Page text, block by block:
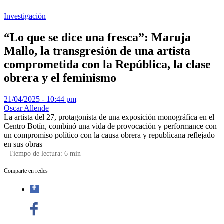
Investigación
“Lo que se dice una fresca”: Maruja
Mallo, la transgresión de una artista
comprometida con la República, la clase
obrera y el feminismo
21/04/2025 - 10:44 pm
Oscar Allende
La artista del 27, protagonista de una exposición monográfica en el
Centro Botín, combinó una vida de provocación y performance con
un compromiso político con la causa obrera y republicana reflejado
en sus obras
Tiempo de lectura: 6 min
Comparte en redes